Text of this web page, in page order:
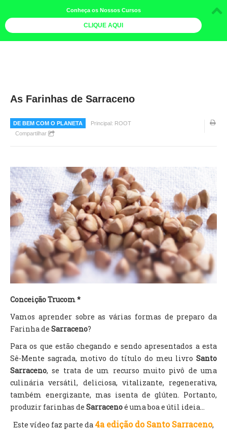
MAIS
BOLETINS
GALERIA DE FOTOS
PÓS-OFICINAS
COLABORADORES
TV DE BEM COM A NATUREZA
FALE CONOSCO
ASSINE O SITE
As Farinhas de Sarraceno
DE BEM COM O PLANETA
Principal: ROOT
Compartilhar
Conceição Trucom *
Vamos aprender sobre as várias formas de preparo da
Farinha de Sarraceno?
Para os que estão chegando e sendo apresentados a esta
Sê-Mente sagrada, motivo do título do meu livro Santo
Sarraceno, se trata de um recurso muito pivô de uma
culinária versátil, deliciosa, vitalizante, regenerativa,
também energizante, mas isenta de glúten. Portanto,
produzir farinhas de Sarracenoé uma boa e útil ideia...
Este vídeo faz parte da 4a edição do Santo Sarraceno,
Conheça os Nossos Cursos
CLIQUE AQUI